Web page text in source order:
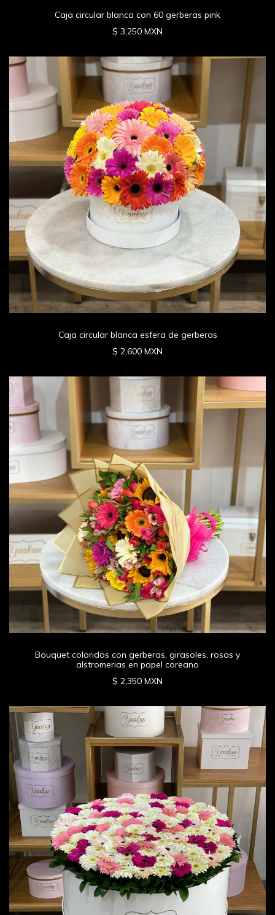
Caja circular blanca con 60 gerberas pink
$ 3,250 MXN
Caja circular blanca esfera de gerberas
$ 2,600 MXN
Bouquet coloridos con gerberas, girasoles, rosas y
alstromerias en papel coreano
$ 2,350 MXN